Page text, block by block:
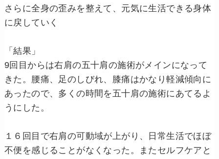
さらに全身の歪みを整えて、元気に生活できる身体
に戻していく
「結果」
9回目からは右肩の五十肩の施術がメインになって
きた。腰痛、足のしびれ、膝痛はかなり軽減傾向に
あったので、多くの時間を五十肩の施術にあてるよ
うにした。
１６回目で右肩の可動域が上がり、日常生活でほぼ
不便を感じることがなくなった。またセルフケアと